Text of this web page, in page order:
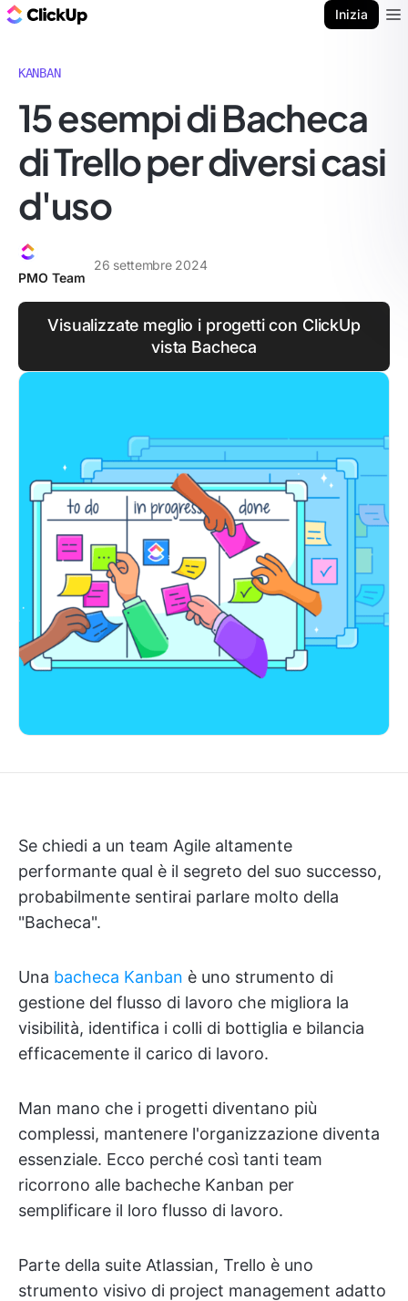
Inizia
KANBAN
15 esempi di Bacheca
di Trello per diversi casi
d'uso
PMO Team
26 settembre 2024
Visualizzate meglio i progetti con ClickUp
vista Bacheca
Se chiedi a un team Agile altamente
performante qual è il segreto del suo successo,
probabilmente sentirai parlare molto della
"Bacheca".
Una bacheca Kanban è uno strumento di
gestione del flusso di lavoro che migliora la
visibilità, identifica i colli di bottiglia e bilancia
efficacemente il carico di lavoro.
Man mano che i progetti diventano più
complessi, mantenere l'organizzazione diventa
essenziale. Ecco perché così tanti team
ricorrono alle bacheche Kanban per
semplificare il loro flusso di lavoro.
Parte della suite Atlassian, Trello è uno
strumento visivo di project management adatto